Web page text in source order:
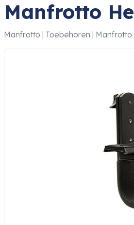
Manfrotto
Manfrotto | Toebehoren | Manfrotto